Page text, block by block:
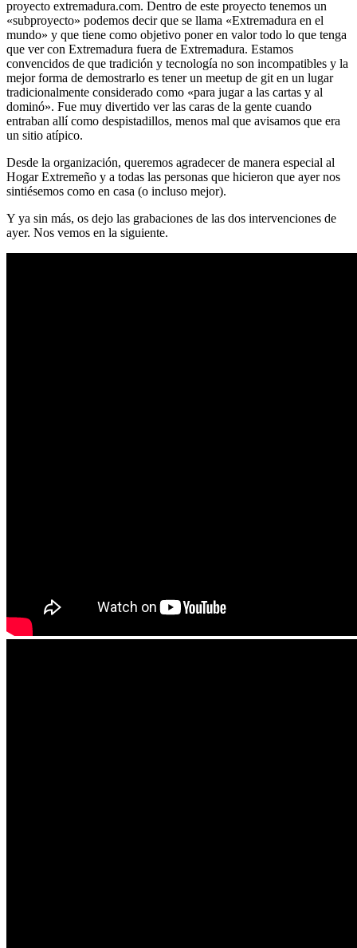
proyecto extremadura.com. Dentro de este proyecto tenemos un
«subproyecto» podemos decir que se llama «Extremadura en el
mundo» y que tiene como objetivo poner en valor todo lo que tenga
que ver con Extremadura fuera de Extremadura. Estamos
convencidos de que tradición y tecnología no son incompatibles y la
mejor forma de demostrarlo es tener un meetup de git en un lugar
tradicionalmente considerado como «para jugar a las cartas y al
dominó». Fue muy divertido ver las caras de la gente cuando
entraban allí como despistadillos, menos mal que avisamos que era
un sitio atípico.
Desde la organización, queremos agradecer de manera especial al
Hogar Extremeño y a todas las personas que hicieron que ayer nos
sintiésemos como en casa (o incluso mejor).
Y ya sin más, os dejo las grabaciones de las dos intervenciones de
ayer. Nos vemos en la siguiente.